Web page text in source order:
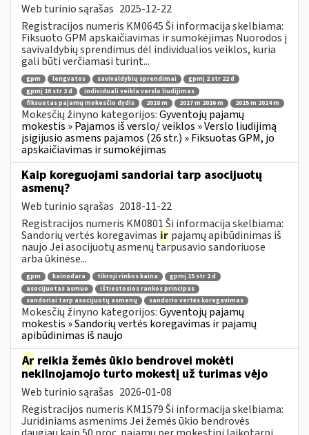
Web turinio sąrašas 2025-12-22
Registracijos numeris KM0645 Ši informacija skelbiama:
Fiksuoto GPM apskaičiavimas ir sumokėjimas Nuorodos į
savivaldybių sprendimus dėl individualios veiklos, kuria
gali būti verčiamasi turint...
gpm lengvatos savivaldybių sprendimai
gpmį 2 str 22 d
gpmį 10 str 2 d
individuali veikla verslo liudijimas
fiksuotas pajamų mokesčio dydis
2018 m 2017 m 2016 m 2015 m 2014 m
Mokesčių žinyno kategorijos:Gyventojų pajamų
mokestis » Pajamos iš verslo/ veiklos » Verslo liudijimą
įsigijusio asmens pajamos (26 str.) » Fiksuotas GPM, jo
apskaičiavimas ir sumokėjimas
Kaip koreguojami sandoriai tarp asocijuotų
asmenų?
Web turinio sąrašas 2018-11-22
Registracijos numeris KM0801 Ši informacija skelbiama:
Sandorių vertės koregavimas ir pajamų apibūdinimas iš
naujo Jei asocijuotų asmenų tarpusavio sandoriuose
arba ūkinėse...
gpm kainodara tikroji rinkos kaina
gpmį 15 str 2 d
asocijuotas asmuo
ištiestosios rankos principas
sandoriai tarp asocijuotų asmenų
sandorio vertės koregavimas
Mokesčių žinyno kategorijos:Gyventojų pajamų
mokestis » Sandorių vertės koregavimas ir pajamų
apibūdinimas iš naujo
Ar reikia žemės ūkio bendrovei mokėti
nekilnojamojo turto mokestį už turimas vėjo
Web turinio sąrašas 2026-01-08
Registracijos numeris KM1579 Ši informacija skelbiama:
Juridiniams asmenims Jei žemės ūkio bendrovės